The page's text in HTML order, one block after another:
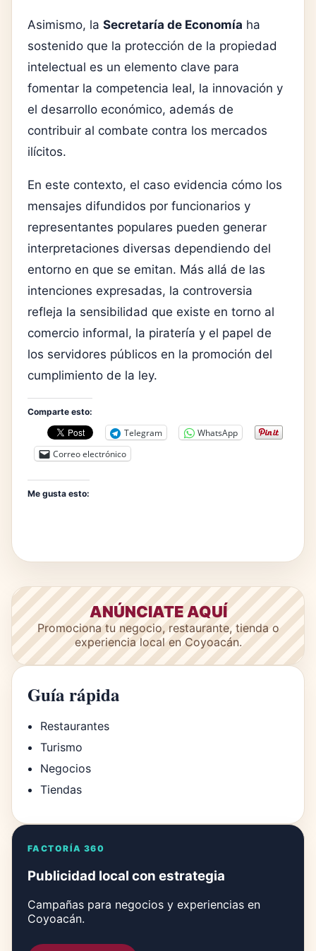
Asimismo, la Secretaría de Economía ha
sostenido que la protección de la propiedad
intelectual es un elemento clave para
fomentar la competencia leal, la innovación y
el desarrollo económico, además de
contribuir al combate contra los mercados
ilícitos.
En este contexto, el caso evidencia cómo los
mensajes difundidos por funcionarios y
representantes populares pueden generar
interpretaciones diversas dependiendo del
entorno en que se emitan. Más allá de las
intenciones expresadas, la controversia
refleja la sensibilidad que existe en torno al
comercio informal, la piratería y el papel de
los servidores públicos en la promoción del
cumplimiento de la ley.
Comparte esto:
Telegram
WhatsApp
Correo electrónico
Me gusta esto:
ANÚNCIATE AQUÍ
Promociona tu negocio, restaurante, tienda o
experiencia local en Coyoacán.
Guía rápida
Restaurantes
Turismo
Negocios
Tiendas
FACTORÍA 360
Publicidad local con estrategia
Campañas para negocios y experiencias en
Coyoacán.